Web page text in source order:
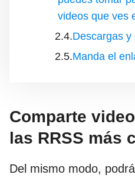
videos que ves
Descargas y
Manda el
Comparte
las RRSS más
Del mismo modo,